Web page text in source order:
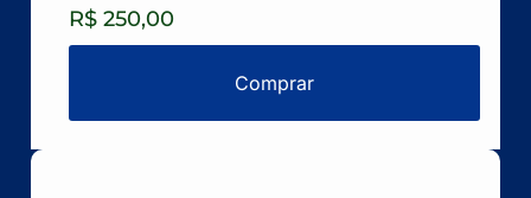
R$ 250,00
Comprar